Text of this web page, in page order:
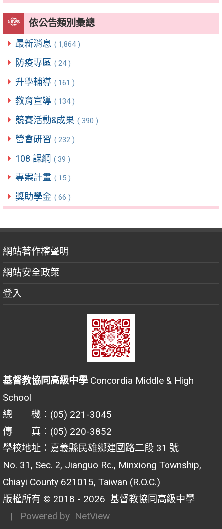
依公告類別彙總
最新消息 ( 1,864 )
防疫專區 ( 24 )
升學輔導 ( 161 )
教育宣導 ( 134 )
競賽活動&成果 ( 390 )
營會研習 ( 232 )
108 課綱 ( 39 )
專案計畫 ( 15 )
獎助學金 ( 66 )
網站著作權聲明
網站安全政策
登入
基督教協同高級中學 Concordia Middle & High
School
總 機：(05) 221-3045
傳 真：(05) 220-3852
學校地址：嘉義縣民雄鄉建國路二段 31 號
No. 31, Sec. 2, Jianguo Rd., Minxiong Township,
Chiayi County 621015, Taiwan (R.O.C.)
版權所有 © 2018 - 2026 基督教協同高級中學
| Powered by NetView